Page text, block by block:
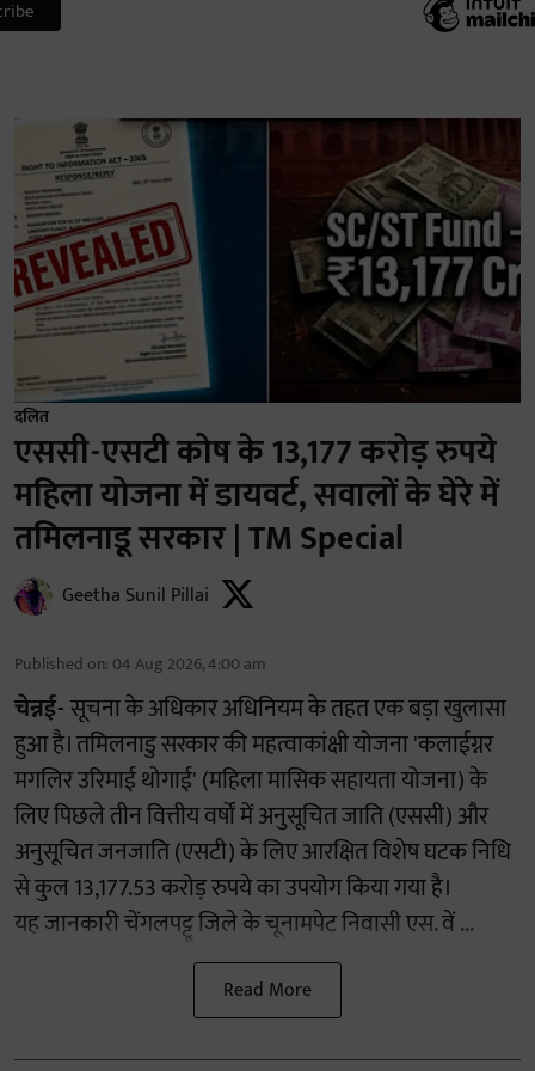
दलित
एससी-एसटी कोष के 13,177 करोड़ रुपये
महिला योजना में डायवर्ट, सवालों के घेरे में
तमिलनाडू सरकार | TM Special
Geetha Sunil Pillai
Published on: 04 Aug 2026, 4:00 am
चेन्नई-सूचना के अधिकार अधिनियम के तहत एक बड़ा खुलासा
हुआ है। तमिलनाडु सरकार की महत्वाकांक्षी योजना 'कलाईग्नर
मगलिर उरिमाई थोगाई' (महिला मासिक सहायता योजना) के
लिए पिछले तीन वित्तीय वर्षों में अनुसूचित जाति (एससी) और
अनुसूचित जनजाति (एसटी) के लिए आरक्षित विशेष घटक निधि
से कुल 13,177.53 करोड़ रुपये का उपयोग किया गया है।
यह जानकारी चेंगलपट्टू जिले के चूनामपेट निवासी एस. वें ...
Read More